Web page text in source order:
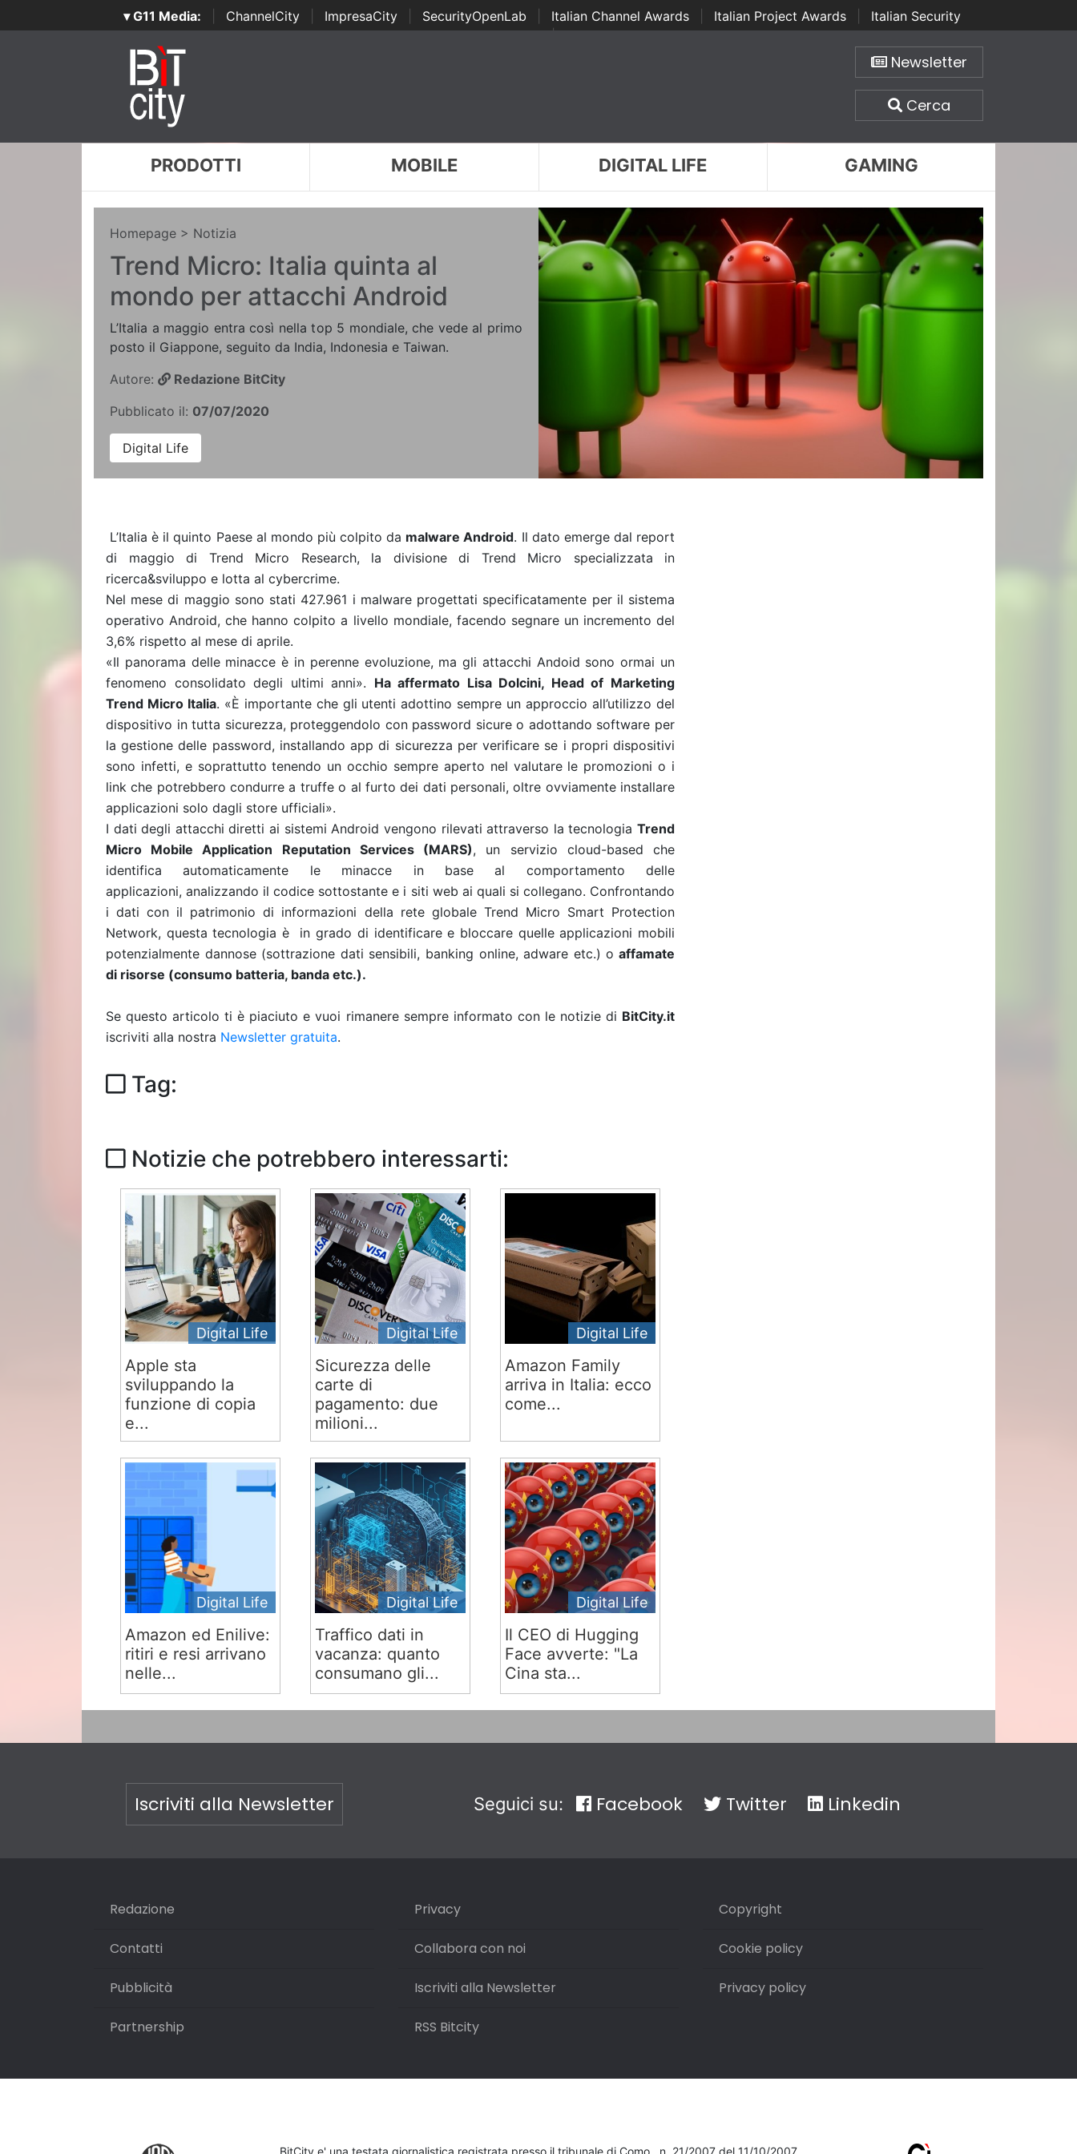
▾ G11 Media: ChannelCity ImpresaCity SecurityOpenLab Italian Channel Awards Italian Project Awards
Italian Security
Awards | ...
Newsletter
Cerca
PRODOTTI MOBILE DIGITAL LIFE GAMING
Homepage > Notizia
Trend Micro: Italia quinta al
mondo per attacchi Android
L’Italia a maggio entra così nella top 5 mondiale, che vede al primo
posto il Giappone, seguito da India, Indonesia e Taiwan.
Autore:
Redazione BitCity
Pubblicato il: 07/07/2020
Digital Life
L’Italia è il quinto Paese al mondo più colpito da malware Android. Il dato emerge dal report
di maggio di Trend Micro Research, la divisione di Trend Micro specializzata in
ricerca&sviluppo e lotta al cybercrime.
Nel mese di maggio sono stati 427.961 i malware progettati specificatamente per il sistema
operativo Android, che hanno colpito a livello mondiale, facendo segnare un incremento del
3,6% rispetto al mese di aprile.
«Il panorama delle minacce è in perenne evoluzione, ma gli attacchi Andoid sono ormai un
fenomeno consolidato degli ultimi anni». Ha affermato Lisa Dolcini, Head of Marketing
Trend Micro Italia. «È importante che gli utenti adottino sempre un approccio all’utilizzo del
dispositivo in tutta sicurezza, proteggendolo con password sicure o adottando software per
la gestione delle password, installando app di sicurezza per verificare se i propri dispositivi
sono infetti, e soprattutto tenendo un occhio sempre aperto nel valutare le promozioni o i
link che potrebbero condurre a truffe o al furto dei dati personali, oltre ovviamente installare
applicazioni solo dagli store ufficiali».
I dati degli attacchi diretti ai sistemi Android vengono rilevati attraverso la tecnologia Trend
Micro Mobile Application Reputation Services (MARS), un servizio cloud-based che
identifica automaticamente le minacce in base al comportamento delle
applicazioni,analizzando il codice sottostante e i siti web ai quali si collegano. Confrontando
i dati con il patrimonio di informazioni della rete globale Trend Micro Smart Protection
Network, questa tecnologia è in grado di identificare e bloccare quelle applicazioni mobili
potenzialmente dannose (sottrazione dati sensibili, banking online, adware etc.) o affamate
di risorse (consumo batteria, banda etc.).
Se questo articolo ti è piaciuto e vuoi rimanere sempre informato con le notizie di BitCity.it
iscriviti alla nostra Newsletter gratuita.
Tag:
Notizie che potrebbero interessarti:
Digital Life
Apple sta
sviluppando la
funzione di copia
e...
Digital Life
Sicurezza delle
carte di
pagamento: due
milioni...
Digital Life
Amazon Family
arriva in Italia: ecco
come...
Digital Life
Amazon ed Enilive:
ritiri e resi arrivano
nelle...
Digital Life
Traffico dati in
vacanza: quanto
consumano gli...
Digital Life
Il CEO di Hugging
Face avverte: "La
Cina sta...
Iscriviti alla Newsletter Seguici su: Facebook Twitter Linkedin
Redazione
Contatti
Pubblicità
Partnership
Privacy
Collabora con noi
Iscriviti alla Newsletter
RSS Bitcity
Copyright
Cookie policy
Privacy policy
BitCity e' una testata giornalistica registrata presso il tribunale di Como , n. 21/2007 del 11/10/2007